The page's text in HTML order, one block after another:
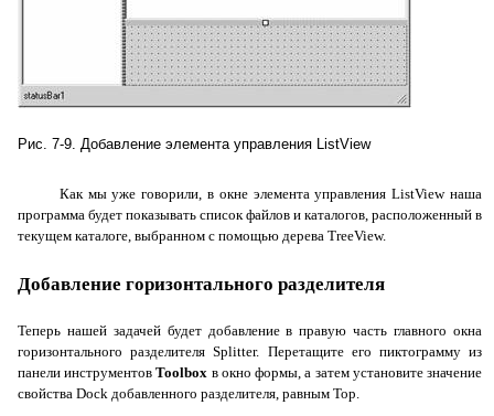
Рис. 7-9. Добавление элемента управления ListView
Как мы уже говорили, в окне элемента управленияListViewнаша
программа будет показывать список файлов и каталогов, расположенный в
текущем каталоге, выбранном с помощью дерева TreeView.
Добавление горизонтального разделителя
Теперь нашей задачей будет добавление в правую часть главного окна
горизонтального разделителяSplitter. Перетащите его пиктограмму из
панели инструментовToolbox в окно формы, а затем установите значение
свойства Dock добавленного разделителя, равным Top.